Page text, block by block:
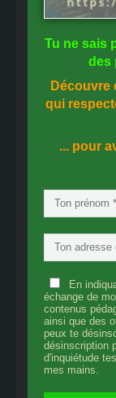
Tu ne sais
des
Découvre
qui
... pour
En
échange de
contenus
ainsi que des
peux te
désinscription
d'inquiétude
mes mains.